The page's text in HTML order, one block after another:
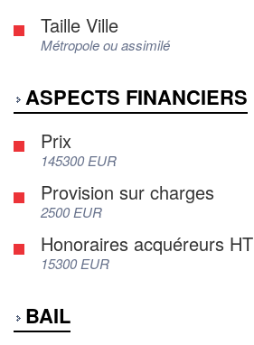
Taille Ville
Métropole ou assimilé
ASPECTS FINANCIERS
Prix
145300 EUR
Provision sur charges
2500 EUR
Honoraires acquéreurs HT
15300 EUR
BAIL